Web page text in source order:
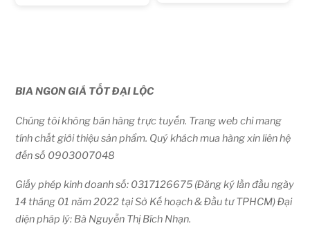
BIA NGON GIÁ TỐT ĐẠI LỘC
Chúng tôi không bán hàng trực tuyến. Trang web chỉ mang
tính chất giới thiệu sản phẩm. Quý khách mua hàng xin liên hệ
đến số 0903007048
Giấy phép kinh doanh số: 0317126675 (Đăng ký lần đầu ngày
14 tháng 01 năm 2022 tại Sở Kế hoạch & Đầu tư TPHCM) Đại
diện pháp lý: Bà Nguyễn Thị Bích Nhạn.